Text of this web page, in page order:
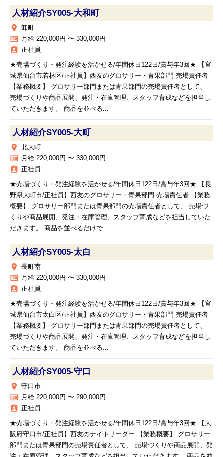
人材紹介SY005‐大和町
place 卸町
money 月給 220,000円 〜 330,000円
assignment_ind 正社員
★売場づくり・発注経験を活かせる/年間休日122日/賞与年3回★ 【宮
城県仙台市若林区/正社員】西友のグロサリー・青果部門 売場責任者
【業務概要】 グロサリー部門または青果部門の売場責任者として、
売場づくりや商品展開、発注・在庫管理、スタッフ育成などを担当し
ていただきます。 商品を並べる...
人材紹介SY005‐大町
place 北大町
money 月給 220,000円 〜 330,000円
assignment_ind 正社員
★売場づくり・発注経験を活かせる/年間休日122日/賞与年3回★ 【長
野県大町市/正社員】西友のグロサリー・青果部門 売場責任者 【業務
概要】 グロサリー部門または青果部門の売場責任者として、 売場づ
くりや商品展開、発注・在庫管理、スタッフ育成などを担当していた
だきます。 商品を並べるだけで...
人材紹介SY005‐太白
place 長町南
money 月給 220,000円 〜 330,000円
assignment_ind 正社員
★売場づくり・発注経験を活かせる/年間休日122日/賞与年3回★ 【宮
城県仙台市太白区/正社員】西友のグロサリー・青果部門 売場責任者
【業務概要】 グロサリー部門または青果部門の売場責任者として、
売場づくりや商品展開、発注・在庫管理、スタッフ育成などを担当し
ていただきます。 商品を並べる...
人材紹介SY005‐守口
place 守口市
money 月給 220,000円 〜 290,000円
assignment_ind 正社員
★売場づくり・発注経験を活かせる/年間休日122日/賞与年3回★ 【大
阪府守口市/正社員】西友のナイトリーダー 【業務概要】 グロサリー
部門または青果部門の売場責任者として、 売場づくりや商品展開、発